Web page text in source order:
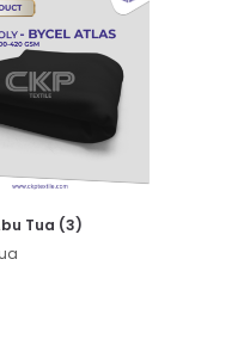
Tua (3)